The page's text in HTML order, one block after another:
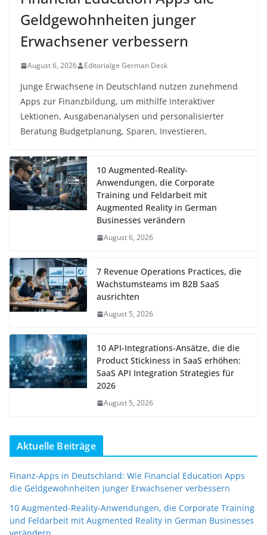
Geldgewohnheiten junger
Erwachsener verbessern
August 6, 2026 Editorialge German Desk
Junge Erwachsene in Deutschland nutzen zunehmend
Apps zur Finanzbildung, um mithilfe interaktiver
Lektionen, Ausgabenanalysen und personalisierter
Beratung Budgetplanung, Sparen, Investieren,
10 Augmented-Reality-
Anwendungen, die Corporate
Training und Feldarbeit mit
Augmented Reality in German
Businesses verändern
August 6, 2026
7 Revenue Operations Practices, die
Wachstumsteams im B2B SaaS
ausrichten
August 5, 2026
10 API-Integrations-Ansätze, die die
Product Stickiness in SaaS erhöhen:
SaaS API Integration Strategies für
2026
August 5, 2026
Aktuelle Beiträge
Finanz-Apps in Deutschland: Wie Financial Education Apps
die Geldgewohnheiten junger Erwachsener verbessern
10 Augmented-Reality-Anwendungen, die Corporate Training
und Feldarbeit mit Augmented Reality in German Businesses